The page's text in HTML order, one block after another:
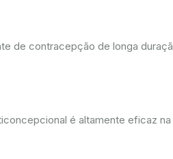
de contracepção de longa
é altamente eficaz